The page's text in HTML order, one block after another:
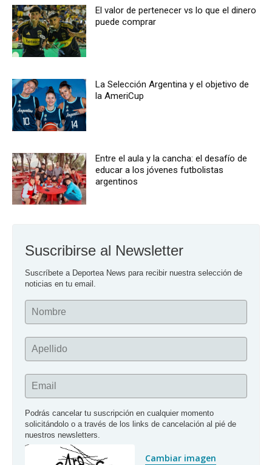
El valor de pertenecer vs lo que el dinero
puede comprar
La Selección Argentina y el objetivo de
la AmeriCup
Entre el aula y la cancha: el desafío de
educar a los jóvenes futbolistas
argentinos
Suscribirse al Newsletter
Suscríbete a Deportea News para recibir nuestra selección de
noticias en tu email.
Nombre
Apellido
Email
Podrás cancelar tu suscripción en cualquier momento
solicitándolo o a través de los links de cancelación al pié de
nuestros newsletters.
Cambiar imagen